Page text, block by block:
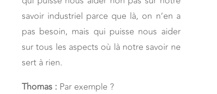
savoir industriel parce que là, on n’en a
pas besoin, mais qui puisse nous aider
sur tous les aspects où là notre savoir ne
sert à rien.
Thomas : Par exemple ?